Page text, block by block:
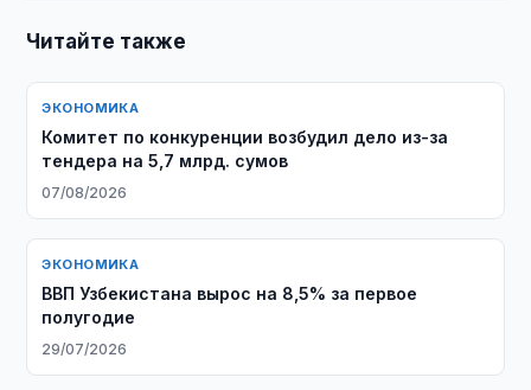
Читайте также
ЭКОНОМИКА
Комитет по конкуренции возбудил дело из-за
тендера на 5,7 млрд. сумов
07/08/2026
ЭКОНОМИКА
ВВП Узбекистана вырос на 8,5% за первое
полугодие
29/07/2026